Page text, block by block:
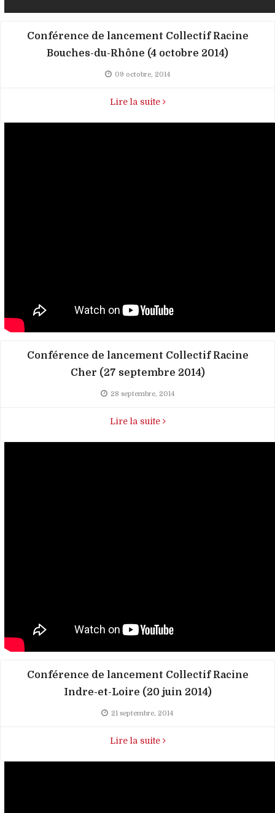
Conférence de lancement Collectif Racine
Bouches-du-Rhône (4 octobre 2014)
09 octobre, 2014
Lire la suite
Conférence de lancement Collectif Racine
Cher (27 septembre 2014)
28 septembre, 2014
Lire la suite
Conférence de lancement Collectif Racine
Indre-et-Loire (20 juin 2014)
21 septembre, 2014
Lire la suite